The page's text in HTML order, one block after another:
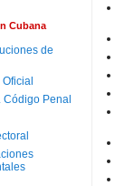
Cubana
de
Código Penal